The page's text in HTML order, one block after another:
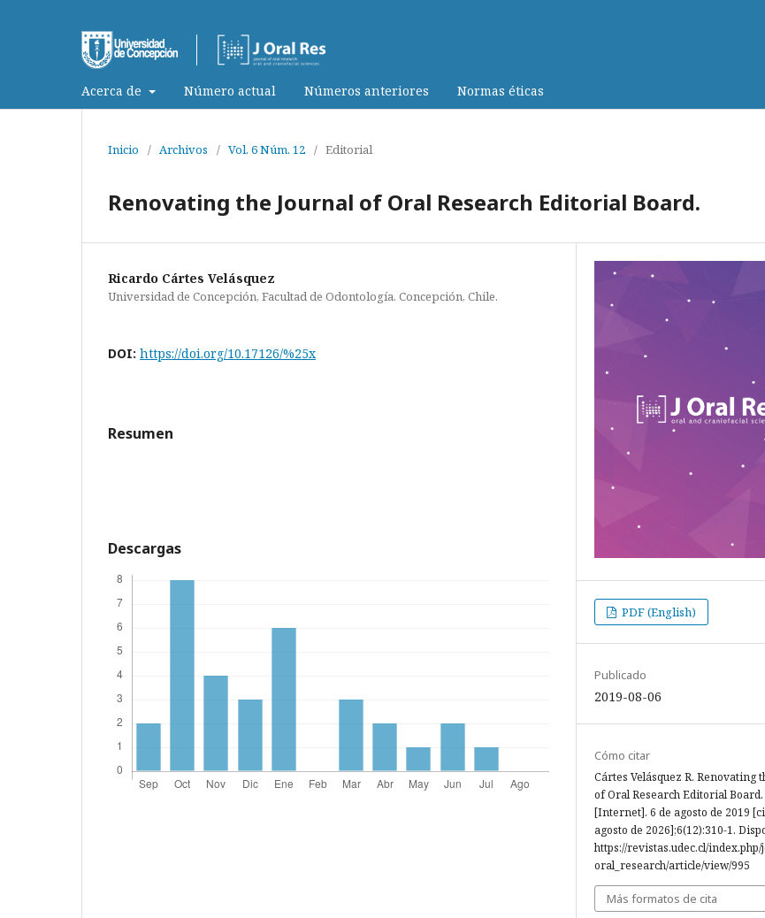
Acerca de Número actual Números anteriores Normas éticas
Inicio / Archivos / Vol. 6 Núm. 12 / Editorial
Renovating the Journal of Oral Research Editorial Board.
Ricardo Cártes Velásquez
Universidad de Concepción, Facultad de Odontología. Concepción, Chile.
DOI: https://doi.org/10.17126/%25x
Resumen
Descargas
PDF (English)
Publicado
2019-08-06
Cómo citar
Cártes Velásquez R. Renovating
of Oral Research Editorial Board.
[Internet]. 6 de agosto de 2019
agosto de 2026];6(12):310-1.
https://revistas.udec.cl/index.php/
oral_research/article/view/995
Más formatos de cita